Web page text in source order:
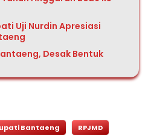
Uji Nurdin Apresiasi
Desak Bentuk
Bantaeng RPJMD